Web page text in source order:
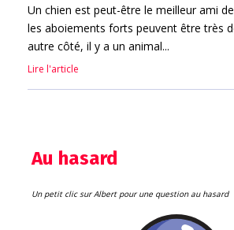
Un chien est peut-être le meilleur ami
les aboiements forts peuvent être très
autre côté, il y a un animal...
Lire l'article
Au hasard
Un petit clic sur Albert pour une question au hasard